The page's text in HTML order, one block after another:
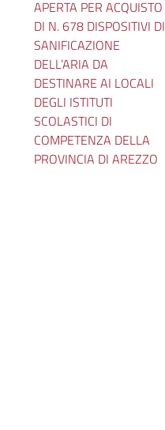
APERTA PER ACQUISTO
DI N. 678 DISPOSITIVI DI
SANIFICAZIONE
DELL’ARIA DA
DESTINARE AI LOCALI
DEGLI ISTITUTI
SCOLASTICI DI
COMPETENZA DELLA
PROVINCIA DI AREZZO